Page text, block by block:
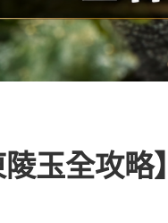
陵玉全攻